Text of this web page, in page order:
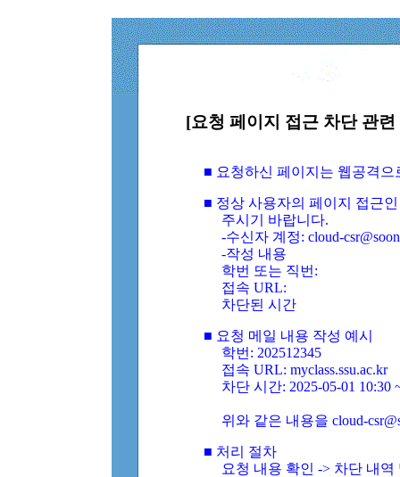
[요청 페이지 접근 차단 관
■ 요청하신 페이지는 웹공격
■ 정상 사용자의 페이지 접근
주시기 바랍니다.
-수신자 계정: cloud-
-작성 내용
학번 또는 직번:
접속 URL:
차단된 시간
■ 요청 메일 내용 작성 예시
학번: 202512345
접속 URL: myclass.ssu.ac.kr
차단 시간: 2025-05-01 10:30
위와 같은 내용을 cloud-
■ 처리 절차
요청 내용 확인 -> 차단 내